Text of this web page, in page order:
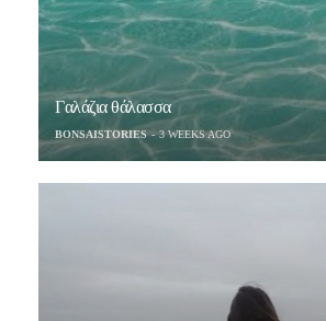
Γαλάζια θάλασσα
BONSAISTORIES 3 WEEKS AGO